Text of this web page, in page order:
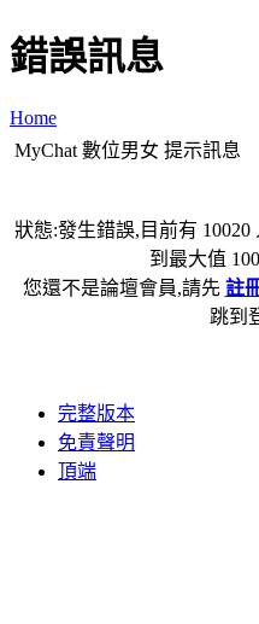
錯誤訊息
Home
MyChat 數位男女 提示訊息
狀態:發生錯誤,目前有
到最大值
您還不是論壇會員,請先 註
跳到
完整版本
免責聲明
頂端